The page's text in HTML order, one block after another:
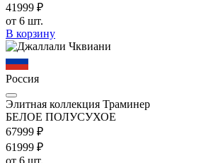
41999 ₽
от 6 шт.
В корзину
Россия
Элитная коллекция Траминер
БЕЛОЕ ПОЛУСУХОЕ
67999 ₽
61999 ₽
от 6 шт.